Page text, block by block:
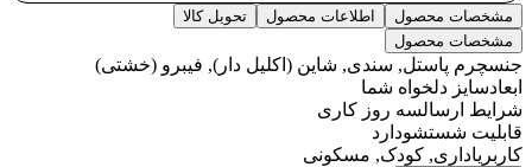
مشخصات محصول اطلاعات محصول
تحویل کالا
مشخصات محصول
جنسچرم پاستل, سندی, شاین (اکلیل دار), فیبرو (خشتی)
ابعادسایز دلخواه شما
شرایط ارسالسه روز کاری
قابلیت شستشودارد
کاربریاداری, کودک, مسکونی